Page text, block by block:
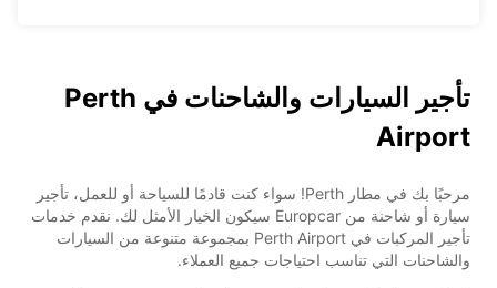
تأجير السيارات والشاحنات في Perth
Airport
مرحبًا بك في مطار Perth! سواء كنت قادمًا للسياحة أو للعمل، تأجير
سيارة أو شاحنة من Europcar سيكون الخيار الأمثل لك. نقدم خدمات
تأجير المركبات في Perth Airport بمجموعة متنوعة من السيارات
والشاحنات التي تناسب احتياجات جميع العملاء.